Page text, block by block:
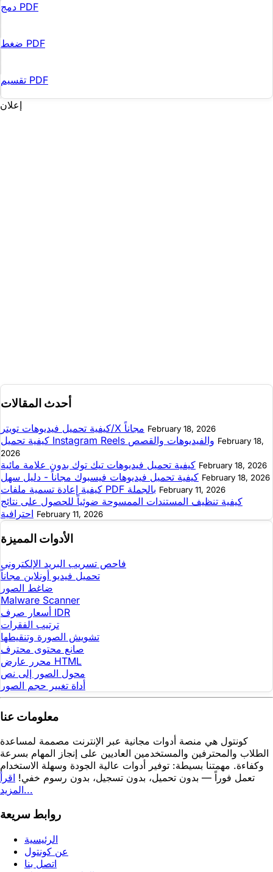
دمج PDF
ضغط PDF
تقسيم PDF
إعلان
أحدث المقالات
كيفية تحميل فيديوهات تويتر/X مجاناً February 18, 2026
كيفية تحميل Instagram Reels والفيديوهات والقصص February 18,
2026
كيفية تحميل فيديوهات تيك توك بدون علامة مائية February 18, 2026
كيفية تحميل فيديوهات فيسبوك مجاناً - دليل سهل February 18, 2026
كيفية إعادة تسمية ملفات PDF بالجملة February 11, 2026
كيفية تنظيف المستندات الممسوحة ضوئياً للحصول على نتائج
احترافية February 11, 2026
الأدوات المميزة
فاحص تسريب البريد الإلكتروني
تحميل فيديو أونلاين مجاناً
ضاغط الصور
Malware Scanner
أسعار صرف IDR
ترتيب الفقرات
تشويش الصورة وتنقيطها
صانع محتوى محترف
محرر عارض HTML
محول الصور إلى نص
أداة تغيير حجم الصور
معلومات عنا
كونتول هي منصة أدوات مجانية عبر الإنترنت مصممة لمساعدة
الطلاب والمحترفين والمستخدمين العاديين على إنجاز المهام بسرعة
وكفاءة. مهمتنا بسيطة: توفير أدوات عالية الجودة وسهلة الاستخدام
تعمل فوراً — بدون تحميل، بدون تسجيل، بدون رسوم خفي! اقرأ
المزيد...
روابط سريعة
الرئيسية
عن كونتول
اتصل بنا